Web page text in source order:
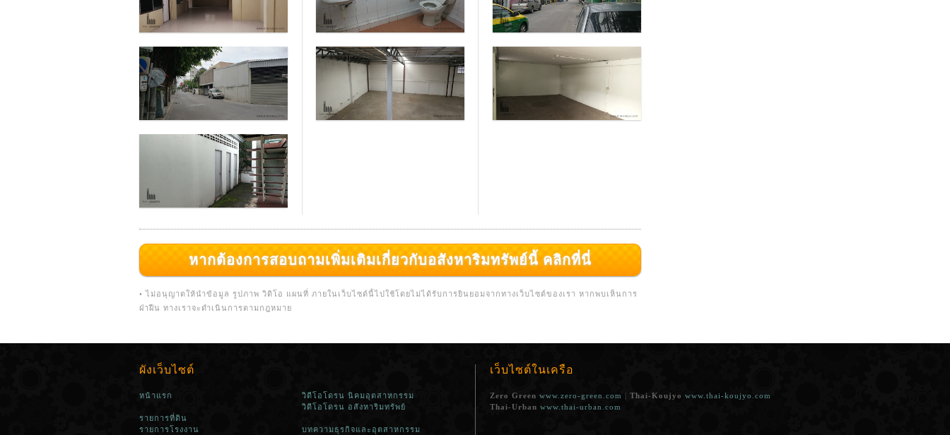
หากต้องการสอบถามเพิ่มเติมเกี่ยวกับอสังหาริมทรัพย์นี้ คลิกที่นี่
• ไม่อนุญาตให้นำข้อมูล รูปภาพ วิดิโอ แผนที่ ภายในเว็บไซต์นี้ไปใช้โดยไม่ได้รับการยินยอมจากทางเว็บไซต์ของเรา หากพบเห็นการ
ฝ่าฝืน ทางเราจะดำเนินการตามกฎหมาย
ผังเว็บไซต์
หน้าแรก
รายการที่ดิน
รายการโรงงาน
วิดีโอโดรน นิคมอุตสาหกรรม
วิดีโอโดรน อสังหาริมทรัพย์
บทความธุรกิจและอุตสาหกรรม
เว็บไซต์ในเครือ
Zero Green www.zero-green.com | Thai-Koujyo www.thai-koujyo.com
Thai-Urban www.thai-urban.com